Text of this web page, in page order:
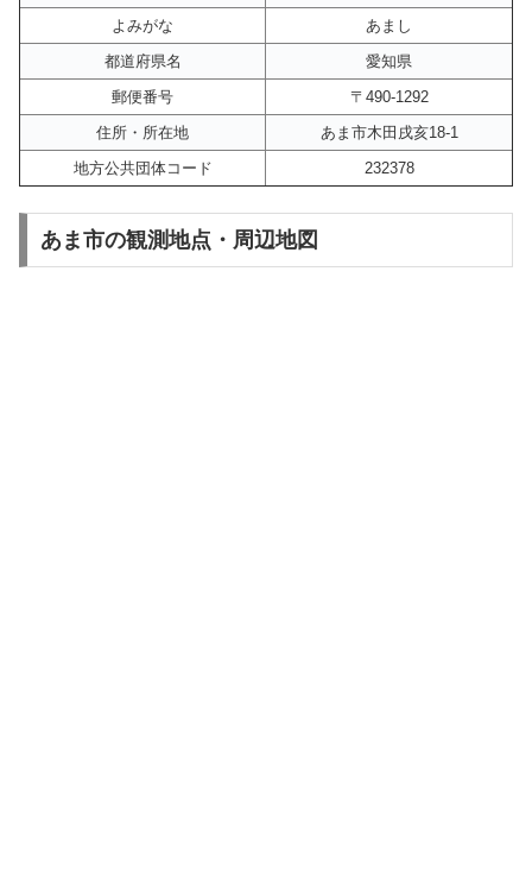
よみがな
あまし
都道府県名
愛知県
郵便番号
〒490-1292
住所・所在地
あま市木田戌亥18-1
地方公共団体コード
232378
あま市の観測地点・周辺地図